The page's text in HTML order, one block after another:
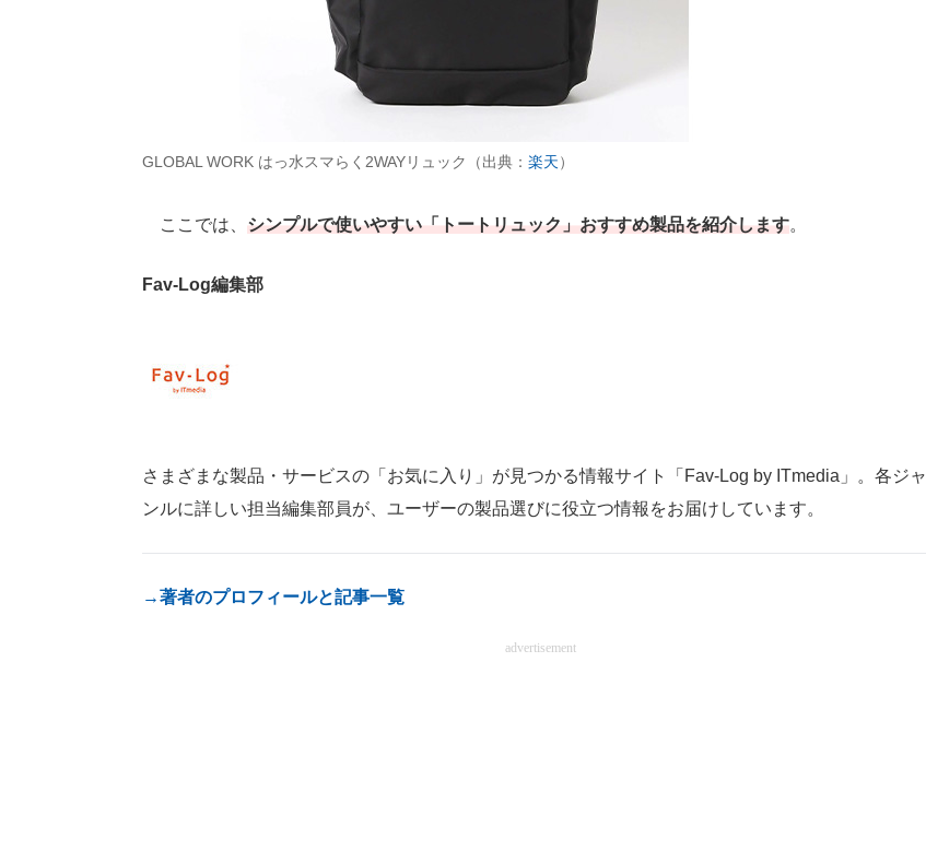
GLOBAL WORK はっ水スマらく2WAYリュック（出典： 楽天）
ここでは、 シンプルで使いやすい「トートリュック」おすすめ製品を紹介します。
Fav-Log編集部
さまざまな製品・サービスの「お気に入り」が見つかる情報サイト「Fav-Log by ITmedia」。各ジャ
ンルに詳しい担当編集部員が、ユーザーの製品選びに役立つ情報をお届けしています。
→著者のプロフィールと記事一覧
advertisement